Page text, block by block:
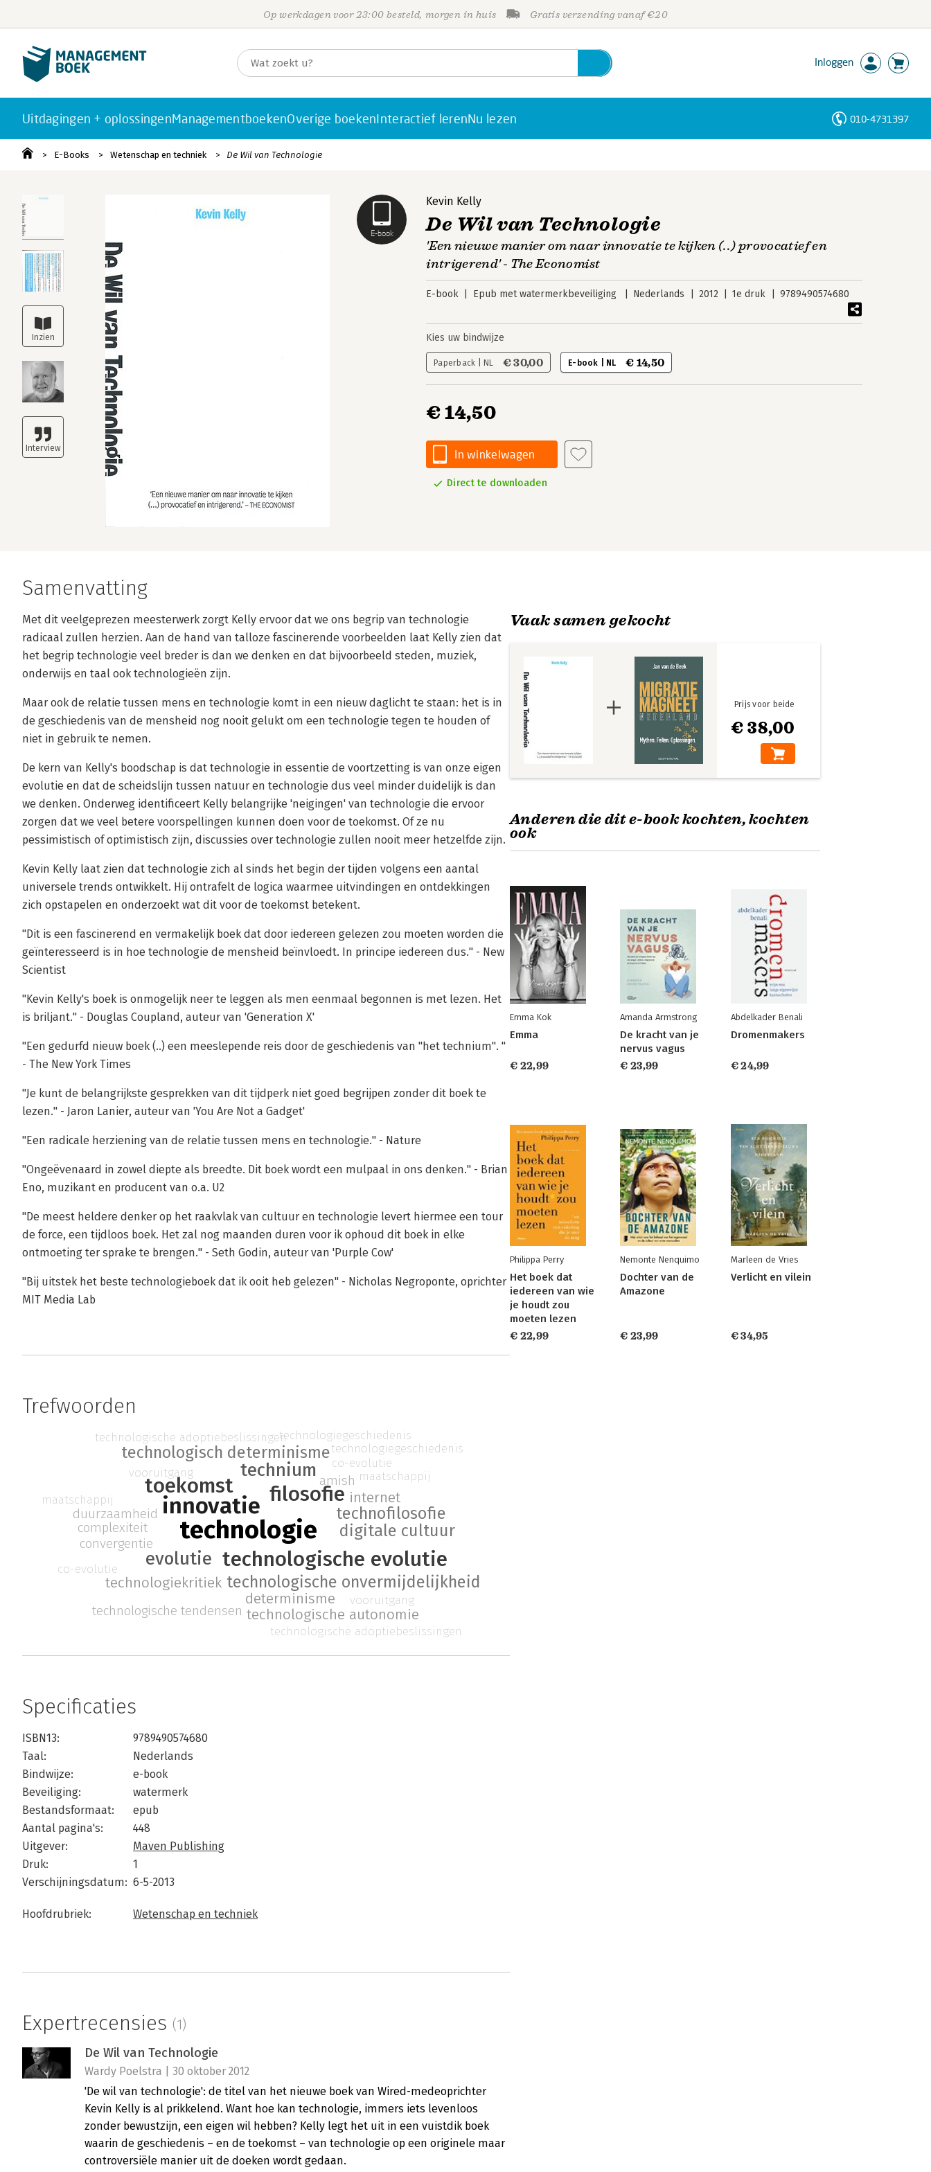
Op werkdagen voor 23:00 besteld, morgen in huis Gratis verzending vanaf €20
Inloggen
Uitdagingen + oplossingenManagementboekenOverige boekenInteractief lerenNu lezen 010-4731397
E-Books Wetenschap en techniek De Wil van Technologie
E-book
Kevin Kelly
De Wil van Technologie
'Een nieuwe manier om naar innovatie te kijken (..) provocatief en
intrigerend' - The Economist
E-book Epub met watermerkbeveiliging Nederlands 2012 1e druk 9789490574680
Kies uw bindwijze
Paperback | NL € 30,00 E-book | NL € 14,50
€ 14,50
In winkelwagen
Direct te downloaden
Samenvatting
Met dit veelgeprezen meesterwerk zorgt Kelly ervoor dat we ons begrip van technologie
radicaal zullen herzien. Aan de hand van talloze fascinerende voorbeelden laat Kelly zien dat
het begrip technologie veel breder is dan we denken en dat bijvoorbeeld steden, muziek,
onderwijs en taal ook technologieën zijn.
Maar ook de relatie tussen mens en technologie komt in een nieuw daglicht te staan: het is in
de geschiedenis van de mensheid nog nooit gelukt om een technologie tegen te houden of
niet in gebruik te nemen.
De kern van Kelly's boodschap is dat technologie in essentie de voortzetting is van onze eigen
evolutie en dat de scheidslijn tussen natuur en technologie dus veel minder duidelijk is dan
we denken. Onderweg identificeert Kelly belangrijke 'neigingen' van technologie die ervoor
zorgen dat we veel betere voorspellingen kunnen doen voor de toekomst. Of ze nu
pessimistisch of optimistisch zijn, discussies over technologie zullen nooit meer hetzelfde zijn.
Kevin Kelly laat zien dat technologie zich al sinds het begin der tijden volgens een aantal
universele trends ontwikkelt. Hij ontrafelt de logica waarmee uitvindingen en ontdekkingen
zich opstapelen en onderzoekt wat dit voor de toekomst betekent.
"Dit is een fascinerend en vermakelijk boek dat door iedereen gelezen zou moeten worden die
geïnteresseerd is in hoe technologie de mensheid beïnvloedt. In principe iedereen dus." - New
Scientist
"Kevin Kelly's boek is onmogelijk neer te leggen als men eenmaal begonnen is met lezen. Het
is briljant." - Douglas Coupland, auteur van 'Generation X'
"Een gedurfd nieuw boek (..) een meeslepende reis door de geschiedenis van "het technium". "
- The New York Times
"Je kunt de belangrijkste gesprekken van dit tijdperk niet goed begrijpen zonder dit boek te
lezen." - Jaron Lanier, auteur van 'You Are Not a Gadget'
"Een radicale herziening van de relatie tussen mens en technologie." - Nature
"Ongeëvenaard in zowel diepte als breedte. Dit boek wordt een mulpaal in ons denken." - Brian
Eno, muzikant en producent van o.a. U2
"De meest heldere denker op het raakvlak van cultuur en technologie levert hiermee een tour
de force, een tijdloos boek. Het zal nog maanden duren voor ik ophoud dit boek in elke
ontmoeting ter sprake te brengen." - Seth Godin, auteur van 'Purple Cow'
"Bij uitstek het beste technologieboek dat ik ooit heb gelezen" - Nicholas Negroponte, oprichter
MIT Media Lab
Trefwoorden
technologie
innovatie
technologische evolutie
filosofie
toekomst
technium
evolutie
technofilosofie
technologische onvermijdelijkheid
digitale cultuur
technologisch determinisme
technologiekritiek
determinisme
technologische autonomie
internet
convergentie
amish
complexiteit
duurzaamheid
technologische tendensen
technologische adoptiebeslissingen
vooruitgang
technologiegeschiedenis
co-evolutie
maatschappij
technologische adoptiebeslissingen
vooruitgang
technologiegeschiedenis
co-evolutie
maatschappij
Specificaties
ISBN13:
9789490574680
Taal:
Nederlands
Bindwijze:
e-book
Beveiliging:
watermerk
Bestandsformaat:
epub
Aantal pagina's:
448
Uitgever:
Maven Publishing
Druk:
1
Verschijningsdatum: 6-5-2013
Hoofdrubriek: Wetenschap en techniek
Expertrecensies (1)
De Wil van Technologie
Wardy Poelstra | 30 oktober 2012
'De wil van technologie': de titel van het nieuwe boek van Wired-medeoprichter
Kevin Kelly is al prikkelend. Want hoe kan technologie, immers iets levenloos
zonder bewustzijn, een eigen wil hebben? Kelly legt het uit in een vuistdik boek
waarin de geschiedenis – en de toekomst – van technologie op een originele maar
controversiële manier uit de doeken wordt gedaan.
Vaak samen gekocht
€ 38,00
Prijs voor beide
Anderen die dit e-book kochten, kochten
ook
Emma Kok
Emma
€ 22,99
Amanda Armstrong
De kracht van je
nervus vagus
€ 23,99
Abdelkader Benali
Dromenmakers
€ 24,99
Philippa Perry
Het boek dat
iedereen van wie
je houdt zou
moeten lezen
€ 22,99
Nemonte Nenquimo
Dochter van de
Amazone
€ 23,99
Marleen de Vries
Verlicht en vilein
€ 34,95
Personen